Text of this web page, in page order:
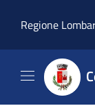
Regione